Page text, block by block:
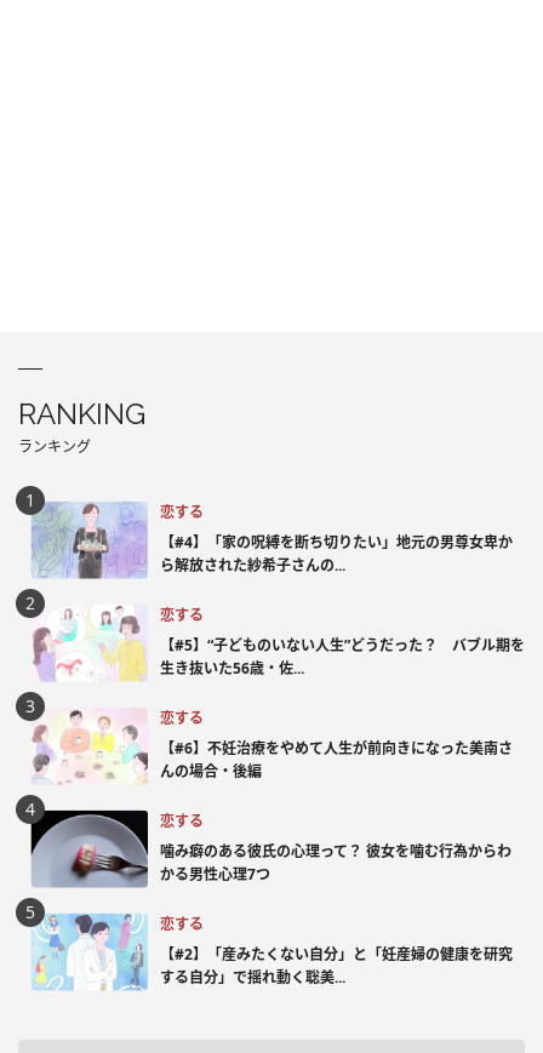
RANKING
ランキング
恋する
【#4】「家の呪縛を断ち切りたい」地元の男尊女卑か
ら解放された紗希子さんの...
恋する
【#5】“子どものいない人生”どうだった？ バブル期を
生き抜いた56歳・佐...
恋する
【#6】不妊治療をやめて人生が前向きになった美南さ
んの場合・後編
恋する
噛み癖のある彼氏の心理って？ 彼女を噛む行為からわ
かる男性心理7つ
恋する
【#2】「産みたくない自分」と「妊産婦の健康を研究
する自分」で揺れ動く聡美...